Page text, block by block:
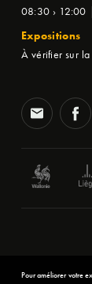
08:30 › 12:00
Expositions
À vérifier sur
Pour améliorer votre